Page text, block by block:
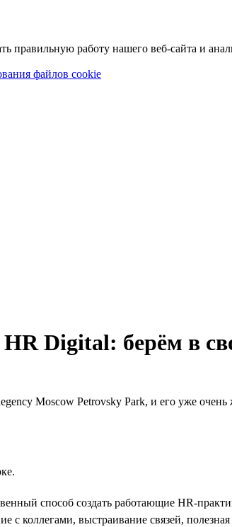
правильную работу нашего веб-сайта и
файлов cookie
Digital: берём в
Moscow Petrovsky Park, и его уже
способ создать работающие НR-
с коллегами, выстраивание связей,